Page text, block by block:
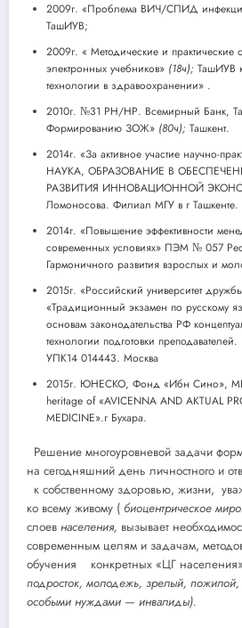
2009г. «Проблема ВИЧ/СПИД
ТашИУВ;
2009г. « Методические и практические
электронных учебников» (18ч); ТашИУВ
технологии в здравоохранении» .
2010г. №31 РН/НР. Всемирный Банк,
Формированию ЗОЖ» (80ч); Ташкент.
2014г. «За активное участие научно-
НАУКА, ОБРАЗОВАНИЕ В
РАЗВИТИЯ ИННОВАЦИОННОЙ
Ломоносова. Филиал МГУ в г Ташкенте.
2014г. «Повышение эффективности
современных условиях» ПЭМ № 057
Гармоничного развития взрослых и
2015г. «Российский университет
«Традиционный экзамен по русскому
основам законодательства РФ
технологии подготовки преподавателей.
УПК14 014443. Москва
2015г. ЮНЕСКО, Фонд «Ибн Сино»,
heritage of «AVICENNA AND AKTUAL
MEDICINE».г Бухара.
Решение многоуровневой задачи
на сегодняшний день личностного и
к собственному здоровью, жизни,
ко всему живому ( биоцентрическое
слоев населения, вызывает
современным целям и задачам,
обучения конкретных «ЦГ
подросток, молодежь, зрелый,
особыми нуждами — инвалиды).